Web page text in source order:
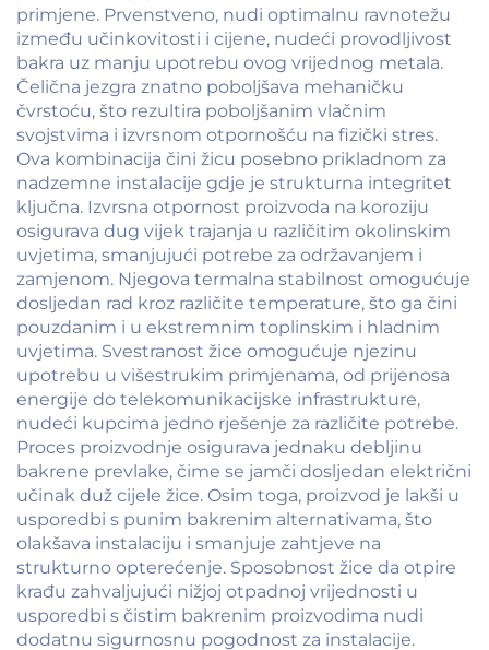
primjene. Prvenstveno, nudi optimalnu ravnotežu
između učinkovitosti i cijene, nudeći provodljivost
bakra uz manju upotrebu ovog vrijednog metala.
Čelična jezgra znatno poboljšava mehaničku
čvrstoću, što rezultira poboljšanim vlačnim
svojstvima i izvrsnom otpornošću na fizički stres.
Ova kombinacija čini žicu posebno prikladnom za
nadzemne instalacije gdje je strukturna integritet
ključna. Izvrsna otpornost proizvoda na koroziju
osigurava dug vijek trajanja u različitim okolinskim
uvjetima, smanjujući potrebe za održavanjem i
zamjenom. Njegova termalna stabilnost omogućuje
dosljedan rad kroz različite temperature, što ga čini
pouzdanim i u ekstremnim toplinskim i hladnim
uvjetima. Svestranost žice omogućuje njezinu
upotrebu u višestrukim primjenama, od prijenosa
energije do telekomunikacijske infrastrukture,
nudeći kupcima jedno rješenje za različite potrebe.
Proces proizvodnje osigurava jednaku debljinu
bakrene prevlake, čime se jamči dosljedan električni
učinak duž cijele žice. Osim toga, proizvod je lakši u
usporedbi s punim bakrenim alternativama, što
olakšava instalaciju i smanjuje zahtjeve na
strukturno opterećenje. Sposobnost žice da otpire
krađu zahvaljujući nižjoj otpadnoj vrijednosti u
usporedbi s čistim bakrenim proizvodima nudi
dodatnu sigurnosnu pogodnost za instalacije.